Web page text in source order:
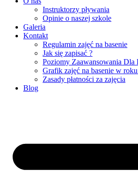
Instruktorzy pływania
Opinie o naszej szkole
Galeria
Kontakt
Regulamin zajęć na basenie
Jak się zapisać ?
Poziomy Zaawansowania Dla
Grafik zajęć na basenie w
Zasady płatności za zajęcia
Blog